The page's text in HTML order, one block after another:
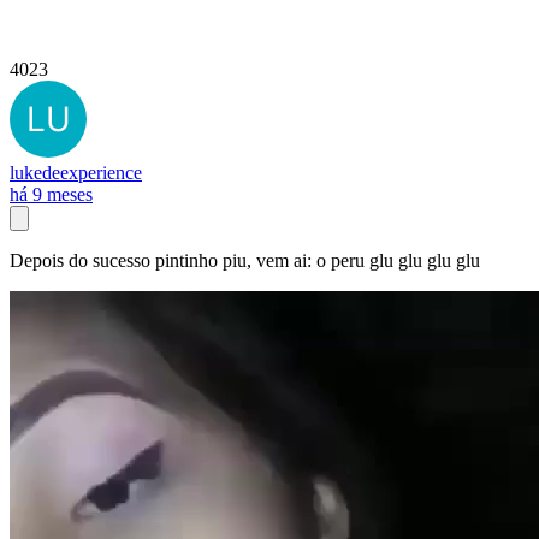
4023
lukedeexperience
há 9 meses
Depois do sucesso pintinho piu, vem ai: o peru glu glu glu glu